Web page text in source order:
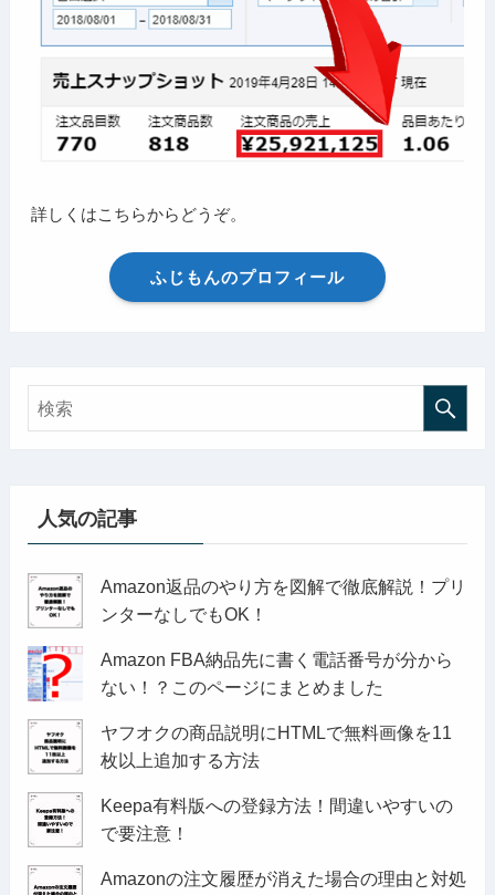
詳しくはこちらからどうぞ。
ふじもんのプロフィール
人気の記事
Amazon返品のやり方を図解で徹底解説！プリ
ンターなしでもOK！
Amazon FBA納品先に書く電話番号が分から
ない！？このページにまとめました
ヤフオクの商品説明にHTMLで無料画像を11
枚以上追加する方法
Keepa有料版への登録方法！間違いやすいの
で要注意！
Amazonの注文履歴が消えた場合の理由と対処